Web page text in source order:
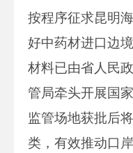
按程序征求昆明
好中药材进口边
材料已由省人民
管局牵头开展国
监管场地获批后
类，有效推动口